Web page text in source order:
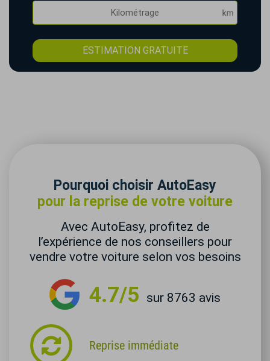
ESTIMATION GRATUITE
Pourquoi choisir AutoEasy
pour la reprise de votre voiture
Avec AutoEasy, profitez de
l’expérience de nos conseillers pour
vendre votre voiture selon vos besoins
4.7/5 sur 8763 avis
Reprise immédiate